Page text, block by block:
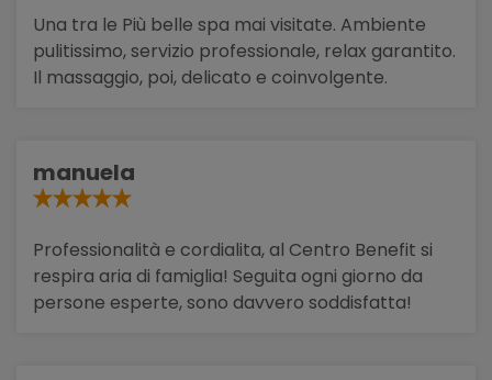
Una tra le Più belle spa mai visitate. Ambiente
pulitissimo, servizio professionale, relax garantito.
Il massaggio, poi, delicato e coinvolgente.
manuela
Professionalità e cordialita, al Centro Benefit si
respira aria di famiglia! Seguita ogni giorno da
persone esperte, sono davvero soddisfatta!